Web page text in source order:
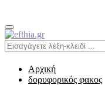
Primary
Menu
Search
for:
Αρχική
δορυφορικός φακος